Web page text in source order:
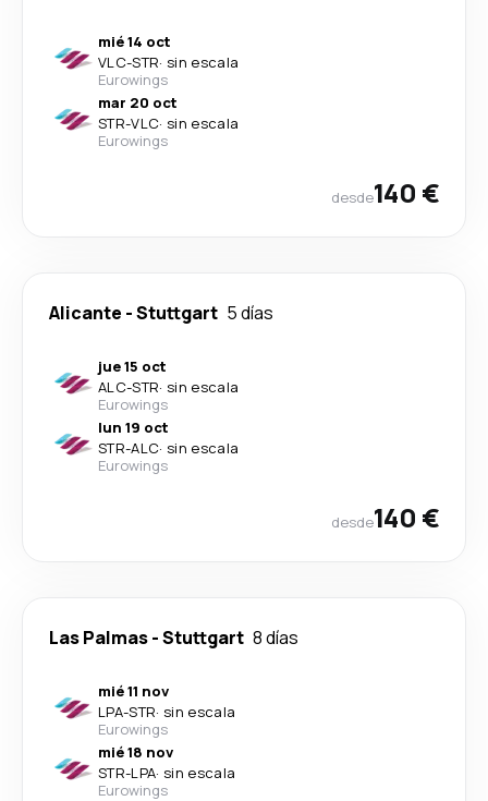
mié 14 oct
VLC-STR· sin escala
Eurowings
mar 20 oct
STR-VLC· sin escala
Eurowings
desde140 €
Alicante -Stuttgart 5 días
jue 15 oct
ALC-STR· sin escala
Eurowings
lun 19 oct
STR-ALC· sin escala
Eurowings
desde140 €
Las Palmas-Stuttgart 8 días
mié 11 nov
LPA-STR· sin escala
Eurowings
mié 18 nov
STR-LPA· sin escala
Eurowings